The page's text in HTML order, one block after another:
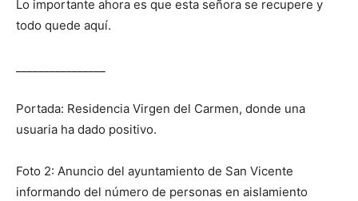
Lo importante ahora es que esta señora se recupere y
todo quede aquí.
Portada: Residencia Virgen del Carmen, donde una
usuaria ha dado positivo.
Foto 2: Anuncio del ayuntamiento de San Vicente
informando del número de personas en aislamiento